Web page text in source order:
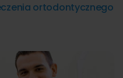
ortodontycznego